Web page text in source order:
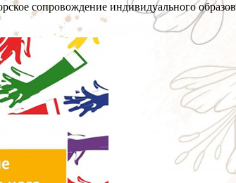
сопровождение индивидуального